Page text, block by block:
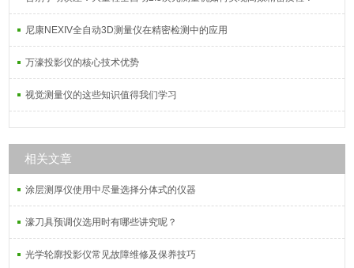
尼康NEXIV全自动3D测量仪在精密检测中的应用
万濠投影仪的核心技术优势
视觉测量仪的这些知识值得我们学习
相关文章
涂层测厚仪使用中尽量选择分体式的仪器
濠刀具预调仪选用时有哪些讲究呢？
光学轮廓投影仪常见故障维修及保养技巧